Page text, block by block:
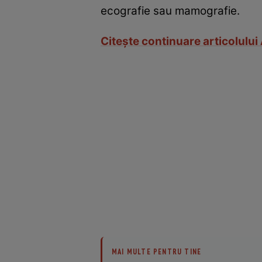
ecografie sau mamografie.
Citeşte continuare articolului
MAI MULTE PENTRU TINE